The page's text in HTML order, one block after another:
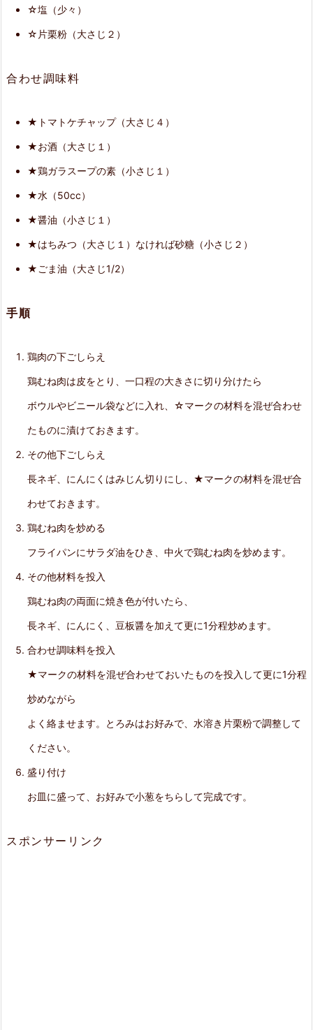
炒
る
5.
そ
の
他
材
料
6.
合
わ
せ
調
味
料
を
投
入
7.
盛
り
付
け
☆塩（少々）
☆片栗粉（大さじ２）
合わせ調味料
★トマトケチャップ（大さじ４）
★お酒（大さじ１）
★鶏ガラスープの素（小さじ１）
★水（50cc）
★醤油（小さじ１）
★はちみつ（大さじ１）なければ砂糖（小さじ２）
★ごま油（大さじ1/2）
手順
鶏肉の下ごしらえ
鶏むね肉は皮をとり、一口程の大きさに切り分けたら
ボウルやビニール袋などに入れ、☆マークの材料を混ぜ合わせ
たものに漬けておきます。
その他下ごしらえ
長ネギ、にんにくはみじん切りにし、★マークの材料を混ぜ合
わせておきます。
鶏むね肉を炒める
フライパンにサラダ油をひき、中火で鶏むね肉を炒めます。
その他材料を投入
鶏むね肉の両面に焼き色が付いたら、
長ネギ、にんにく、豆板醤を加えて更に1分程炒めます。
合わせ調味料を投入
★マークの材料を混ぜ合わせておいたものを投入して更に1分程
炒めながら
よく絡ませます。とろみはお好みで、水溶き片栗粉で調整して
ください。
盛り付け
お皿に盛って、お好みで小葱をちらして完成です。
スポンサーリンク